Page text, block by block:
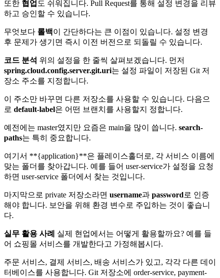
또한 협업 도 쉬워집니다. Pull Request를 통해 설정 변경을 리뷰
하고 승인할 수 있습니다.
무엇보다 롤백이 간단하다는 큰 이점이 있습니다. 설정 변경
후 문제가 생기면 즉시 이전 버전으로 되돌릴 수 있습니다.
코드 분석 위의 설정을 한 줄씩 살펴보겠습니다. 먼저
spring.cloud.config.server.git.uri는 설정 파일이 저장된 Git 저
장소 주소를 지정합니다.
이 주소만 바꾸면 다른 저장소를 사용할 수 있습니다. 다음으
로 default-label은 어떤 브랜치를 사용할지 정합니다.
예전에는 master였지만 요즘은 main을 많이 씁니다. search-
paths는 특히 중요합니다.
여기서 **{application}**은 플레이스홀더로, 각 서비스 이름에
맞는 폴더를 찾아갑니다. 예를 들어 user-service가 설정을 요청
하면 user-service 폴더에서 찾는 것입니다.
마지막으로 private 저장소라면 username과 password로 인증
해야 합니다. 보안을 위해 환경 변수로 주입하는 것이 좋습니
다.
실무 활용 사례
실제 현업에서는 어떻게 활용할까요? 예를 들
어 쇼핑몰 서비스를 개발한다고 가정해봅시다.
주문 서비스, 결제 서비스, 배송 서비스가 있고, 각각 다른 데이
터베이스를 사용합니다. Git 저장소에 order-service, payment-